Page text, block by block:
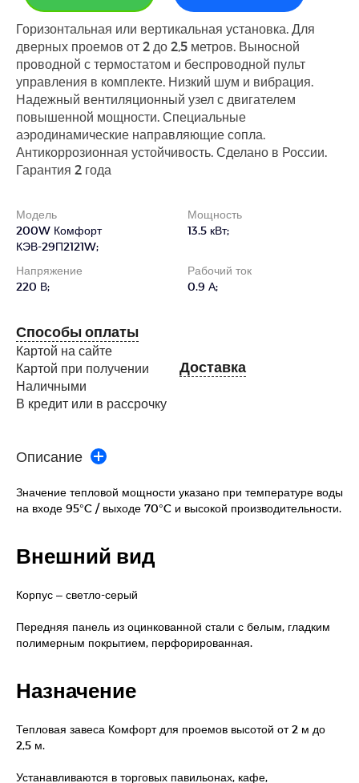
Горизонтальная или вертикальная установка. Для
дверных проемов от 2 до 2,5 метров. Выносной
проводной с термостатом и беспроводной пульт
управления в комплекте. Низкий шум и вибрация.
Надежный вентиляционный узел с двигателем
повышенной мощности. Специальные
аэродинамические направляющие сопла.
Антикоррозионная устойчивость. Сделано в России.
Гарантия 2 года
Модель
200W Комфорт
КЭВ-29П2121W;
Мощность
13.5 кВт;
Напряжение
220 В;
Рабочий ток
0.9 А;
Способы оплаты
Картой на сайте
Картой при получении
Наличными
В кредит или в рассрочку
Доставка
Описание
Значение тепловой мощности указано при температуре воды
на входе 95°C / выходе 70°C и высокой производительности.
Внешний вид
Корпус – светло-серый
Передняя панель из оцинкованной стали с белым, гладким
полимерным покрытием, перфорированная.
Назначение
Тепловая завеса Комфорт для проемов высотой от 2 м до
2,5 м.
Устанавливаются в торговых павильонах, кафе,